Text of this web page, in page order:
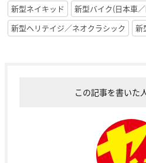
新型ネイキッド
新型バイク(日本車
新型ヘリテイジ／ネオクラシック
新
この記事を書いた